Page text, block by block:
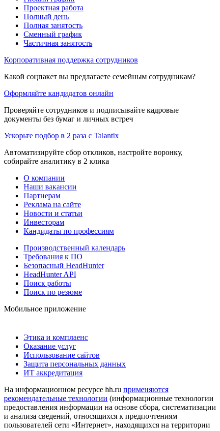
Проектная работа
Полный день
Полная занятость
Сменный график
Частичная занятость
Корпоративная поддержка сотрудников
Какой соцпакет вы предлагаете семейным сотрудникам?
Оформляйте кандидатов онлайн
Проверяйте сотрудников и подписывайте кадровые
документы без бумаг и личных встреч
Ускорьте подбор в 2 раза с Talantix
Автоматизируйте сбор откликов, настройте воронку,
собирайте аналитику в 2 клика
О компании
Наши вакансии
Партнерам
Реклама на сайте
Новости и статьи
Инвесторам
Кандидаты по профессиям
Производственный календарь
Требования к ПО
Безопасный HeadHunter
HeadHunter API
Поиск работы
Поиск по резюме
Мобильное приложение
Этика и комплаенс
Оказание услуг
Использование сайтов
Защита персональных данных
ИТ аккредитация
На информационном ресурсе hh.ru применяются
рекомендательные технологии (информационные технологии
предоставления информации на основе сбора, систематизации
и анализа сведений, относящихся к предпочтениям
пользователей сети «Интернет», находящихся на территории